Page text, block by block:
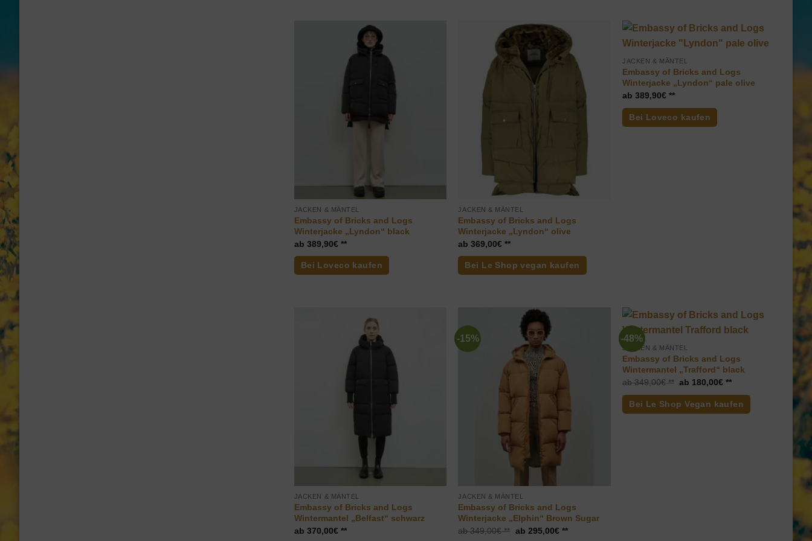
JACKEN & MÄNTEL
Embassy of Bricks and Logs
Winterjacke „Lyndon“ black
389,90€
Bei Loveco kaufen
JACKEN & MÄNTEL
Embassy of Bricks and Logs
Winterjacke „Lyndon“ olive
369,00€
Bei Le Shop vegan kaufen
JACKEN & MÄNTEL
Embassy of Bricks and Logs
Winterjacke „Lyndon“ pale olive
389,90€
Bei Loveco kaufen
JACKEN & MÄNTEL
Embassy of Bricks and Logs
Wintermantel „Belfast“ schwarz
370,00€
-15%
JACKEN & MÄNTEL
Embassy of Bricks and Logs
Winterjacke „Elphin“ Brown Sugar
349,00€
Ursprünglicher
295,00€
Aktueller
-48%
JACKEN & MÄNTEL
Embassy of Bricks and Logs
Wintermantel „Trafford“ black
349,00€
Ursprünglicher
349,00€
180,00€
Aktueller
180,00€.
Bei Le Shop Vegan kaufen